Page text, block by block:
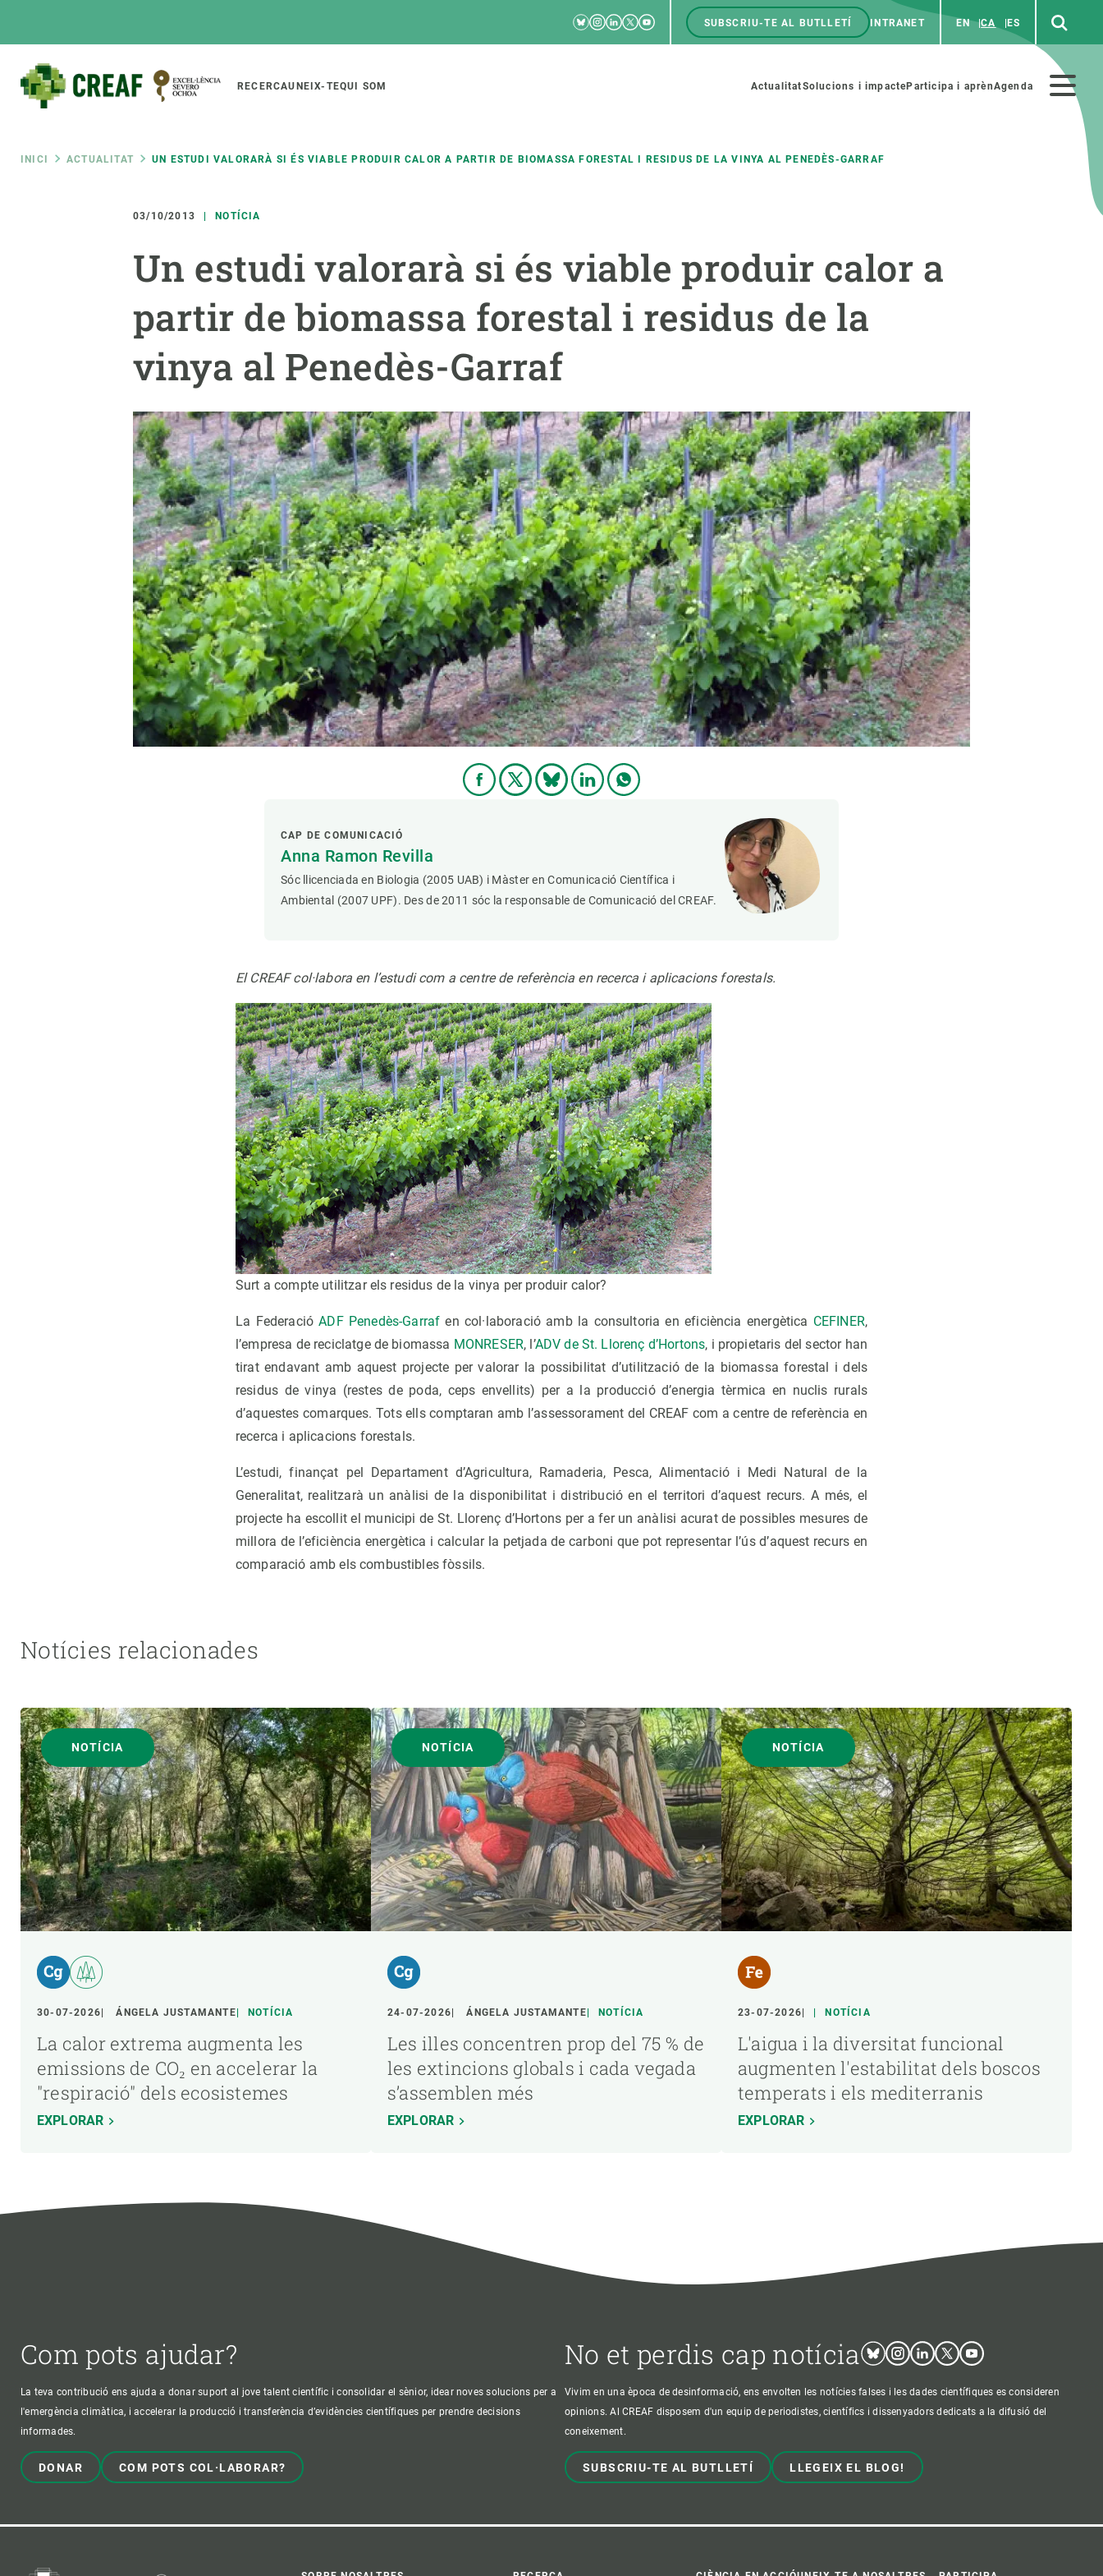
RRSS
Bluesky
Instagram
Linkedin
TwitterYoutube
Menú
SUBSCRIU-TE AL BUTLLETÍ INTRANET EN CA ES
Main
navigation
RECERCAUNEIX-TEQUI SOM
Menú
secundario
ActualitatSolucions i impacteParticipa i aprènAgenda
Fil
d'ariadna
INICI ACTUALITAT UN ESTUDI VALORARÀ SI ÉS VIABLE PRODUIR CALOR A PARTIR DE BIOMASSA FORESTAL I RESIDUS DE LA VINYA AL PENEDÈS-GARRAF
03/10/2013 NOTÍCIA
Un estudi valorarà si és viable produir calor a
partir de biomassa forestal i residus de la
vinya al Penedès-Garraf
CAP DE COMUNICACIÓ
Anna Ramon Revilla
Sóc llicenciada en Biologia (2005 UAB) i Màster en Comunicació Científica i
Ambiental (2007 UPF). Des de 2011 sóc la responsable de Comunicació del CREAF.
El CREAF col·labora en l’estudi com a centre de referència en recerca i aplicacions forestals.
Surt a compte utilitzar els residus de la vinya per produir calor?
La FederacióADF Penedès-Garrafen col·laboració amb la consultoria en eficiència energètica CEFINER,
l’empresa de reciclatge de biomassa MONRESER, l’ADV de St. Llorenç d’Hortons, i propietaris del sector han
tirat endavant amb aquest projecte per valorar la possibilitat d’utilització de la biomassa forestal i dels
residus de vinya (restes de poda, ceps envellits) per a la producció d’energia tèrmica en nuclis rurals
d’aquestes comarques. Tots ells comptaran amb l’assessorament del CREAF com a centre de referència en
recerca i aplicacions forestals.
L’estudi, finançat pel Departament d’Agricultura, Ramaderia, Pesca, Alimentació i Medi Natural de la
Generalitat, realitzarà un anàlisi de la disponibilitat i distribució en el territori d’aquest recurs. A més, el
projecte ha escollit el municipi de St. Llorenç d’Hortons per a fer un anàlisi acurat de possibles mesures de
millora de l’eficiència energètica i calcular la petjada de carboni que pot representar l’ús d’aquest recurs en
comparació amb els combustibles fòssils.
Notícies relacionades
NOTÍCIA
30-07-2026 ÁNGELA JUSTAMANTE NOTÍCIA
La calor extrema augmenta les
emissions de CO₂ en accelerar la
"respiració" dels ecosistemes
EXPLORAR
NOTÍCIA
24-07-2026 ÁNGELA JUSTAMANTE NOTÍCIA
Les illes concentren prop del 75 % de
les extincions globals i cada vegada
s’assemblen més
EXPLORAR
NOTÍCIA
23-07-2026 NOTÍCIA
L'aigua i la diversitat funcional
augmenten l'estabilitat dels boscos
temperats i els mediterranis
EXPLORAR
Com pots ajudar?
La teva contribució ens ajuda a donar suport al jove talent científic i consolidar el sènior, idear noves solucions per a
l'emergència climàtica, i accelerar la producció i transferència d’evidències científiques per prendre decisions
informades.
DONAR COM POTS COL·LABORAR?
No et perdis cap notícia BlueskyInstagram
LinkedinTwitterYoutube
Vivim en una època de desinformació, ens envolten les notícies falses i les dades científiques es consideren
opinions. Al CREAF disposem d'un equip de periodistes, científics i dissenyadors dedicats a la difusió del
coneixement.
SUBSCRIU-TE AL BUTLLETÍ LLEGEIX EL BLOG!
Featured
responsive
Responsive
menu
Marca i logotips
Equitat, Diversitat i Inclusió (EDI)
Oficina de premsa
Ciència oberta i gestió del coneixement
Directori de recerca
Canvi global
Observació de la terra
Publicacions
Synthesis Actions
Impacte
Innovació
Serveis tècnics
Borsa de treball
Demana la teva MSCA-PF
Segell de bones pràctiques HRS4R
Un lloc on créixer
Desenvolupament de carrera
Seminaris i activitats internes
T’oferim formació
Ciència i art
Materials educatius
Agenda
Funcionament dels ecosistemes
Observació de la terra